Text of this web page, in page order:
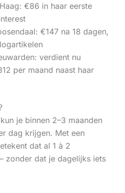
€86 in haar eerste
€147 na 18 dagen,
verdient nu
per maand naast haar
je binnen 2–3 maanden
dag krijgen. Met een
dat al 1 à 2
zonder dat je dagelijks iets